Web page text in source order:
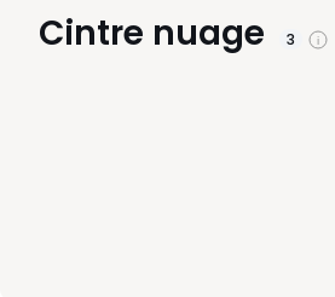
Cintre nuage 3